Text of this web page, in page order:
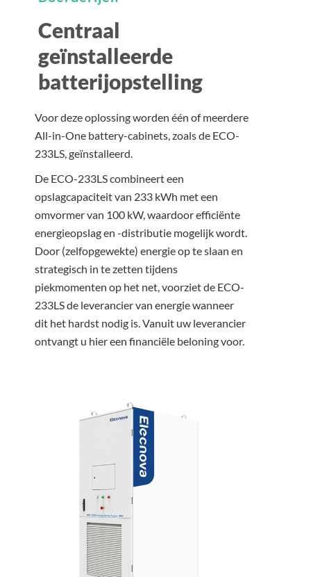
Centraal
geïnstalleerde
batterijopstelling
Voor deze oplossing worden één of meerdere
All-in-One battery-cabinets, zoals de ECO-
233LS, geïnstalleerd.
De ECO-233LS combineert een
opslagcapaciteit van 233 kWh met een
omvormer van 100 kW, waardoor efficiënte
energieopslag en -distributie mogelijk wordt.
Door (zelfopgewekte) energie op te slaan en
strategisch in te zetten tijdens
piekmomenten op het net, voorziet de ECO-
233LS de leverancier van energie wanneer
dit het hardst nodig is. Vanuit uw leverancier
ontvangt u hier een financiële beloning voor.